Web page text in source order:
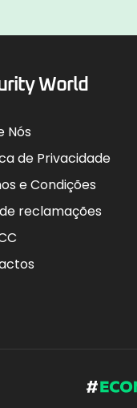
World
Nós
de Privacidade
e Condições
reclamações